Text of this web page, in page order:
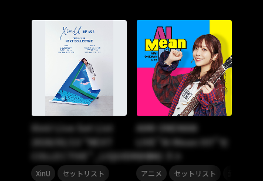
XinU Live Set List
2026/01/13 “NEXT
COLLECTIVE”_LIQUIDROOM
XinU セットリスト
AIMI ONEMAN
LIVE”AI Mean It!!”セ
ットリスト
アニメ セットリスト